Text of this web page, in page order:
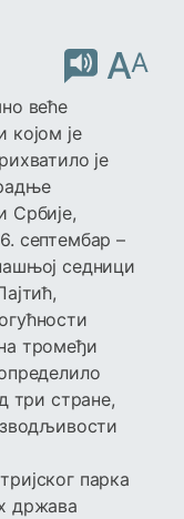
AA
веће
којом је
је
Србије,
септембар –
седници
тромеђи
три стране,
парка
држава